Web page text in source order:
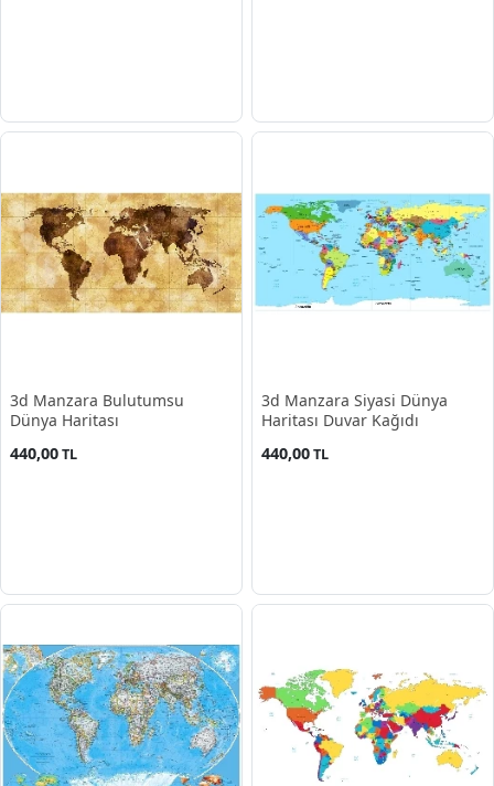
3d Manzara Bulutumsu
Dünya Haritası
440,00TL
3d Manzara Siyasi Dünya
Haritası Duvar Kağıdı
440,00TL